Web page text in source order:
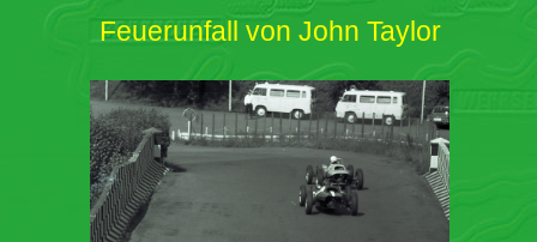
Feuerunfall von John Taylor